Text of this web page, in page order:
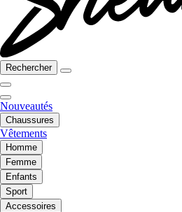
Rechercher
Nouveautés
Chaussures
Vêtements
Homme
Femme
Enfants
Sport
Accessoires